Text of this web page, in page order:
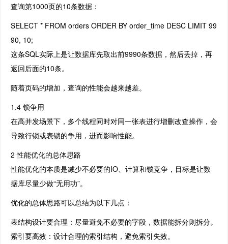
查询第1000页的10条数据：
SELECT * FROM orders ORDER BY order_time DESC LIMIT 99
90, 10;
这条SQL实际上是让数据库先取出前9990条数据，然后丢掉，再
返回后面的10条。
随着页码的增加，查询的性能会越来越差。
1.4 锁争用
在高并发场景下，多个线程同时对同一张表进行增删改查操作，会
导致行锁或表锁的争用，进而影响性能。
2 性能优化的总体思路
性能优化的本质是减少不必要的IO、计算和锁竞争，目标是让数
据库尽量少做“无用功”。
优化的总体思路可以总结为以下几点：
表结构设计要合理：尽量避免不必要的字段，数据能拆分则拆分。
索引要高效：设计合理的索引结构，避免索引失效。